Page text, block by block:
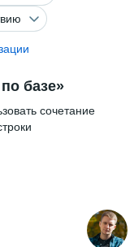
базе»
сочетание